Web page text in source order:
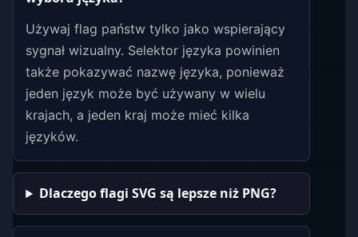
Używaj flag państw tylko jako wspierający
sygnał wizualny. Selektor języka powinien
także pokazywać nazwę języka, ponieważ
jeden język może być używany w wielu
krajach, a jeden kraj może mieć kilka
języków.
Dlaczego flagi SVG są lepsze niż PNG?